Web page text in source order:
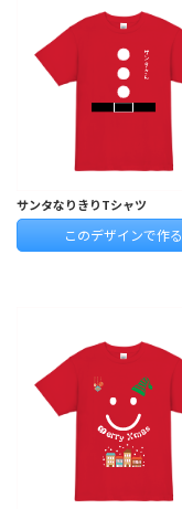
サンタなりきりTシャツ
このデザインで作る